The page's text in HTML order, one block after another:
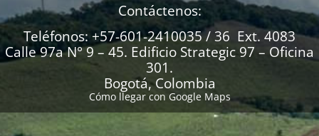
Contáctenos:
Teléfonos: +57-601-2410035 / 36 Ext. 4083
Calle 97a N° 9 – 45. Edificio Strategic 97 – Oficina
301.
Bogotá, Colombia
Cómo llegar con Google Maps